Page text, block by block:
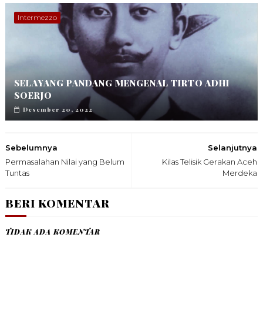
Intermezzo
SELAYANG PANDANG MENGENAL TIRTO ADHI
SOERJO
Desember 20, 2022
Selanjutnya
Kilas Telisik Gerakan Aceh
Merdeka
Sebelumnya
Permasalahan Nilai yang Belum
Tuntas
BERI KOMENTAR
TIDAK ADA KOMENTAR